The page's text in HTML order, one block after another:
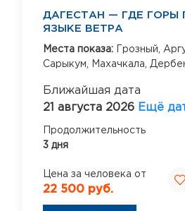
ДАГЕСТАН — ГДЕ ГОРЫ
ЯЗЫКЕ ВЕТРА
Места показа: Грозный,
Сарыкум,
Махачкала,
Ближайшая дата
21 августа 2026 Ещё
Продолжительность
3 дня
Цена за человека от
22 500 руб.